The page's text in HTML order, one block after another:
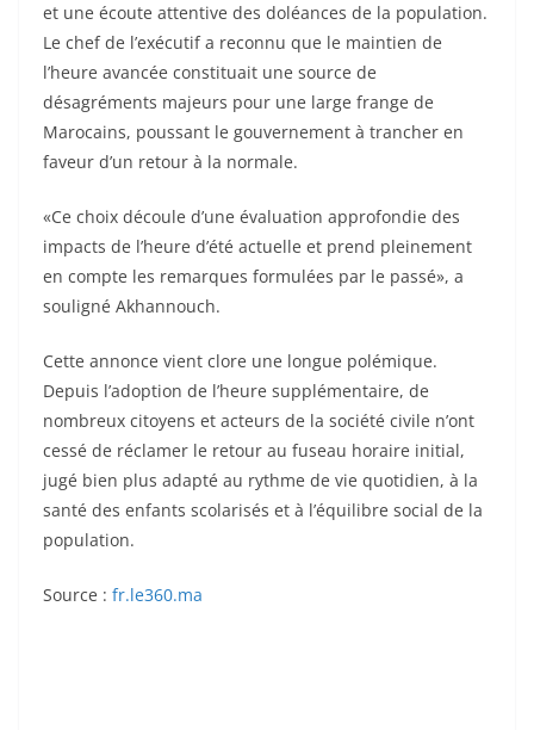
et une écoute attentive des doléances de la population.
Le chef de l’exécutif a reconnu que le maintien de
l’heure avancée constituait une source de
désagréments majeurs pour une large frange de
Marocains, poussant le gouvernement à trancher en
faveur d’un retour à la normale.
«Ce choix découle d’une évaluation approfondie des
impacts de l’heure d’été actuelle et prend pleinement
en compte les remarques formulées par le passé», a
souligné Akhannouch.
Cette annonce vient clore une longue polémique.
Depuis l’adoption de l’heure supplémentaire, de
nombreux citoyens et acteurs de la société civile n’ont
cessé de réclamer le retour au fuseau horaire initial,
jugé bien plus adapté au rythme de vie quotidien, à la
santé des enfants scolarisés et à l’équilibre social de la
population.
Source : fr.le360.ma